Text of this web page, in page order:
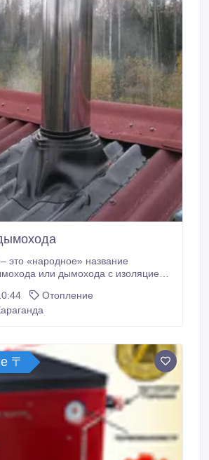
это «народное» название
или дымохода с изоляцией,
сэндвич труб перед
решающим
Отопление
〒